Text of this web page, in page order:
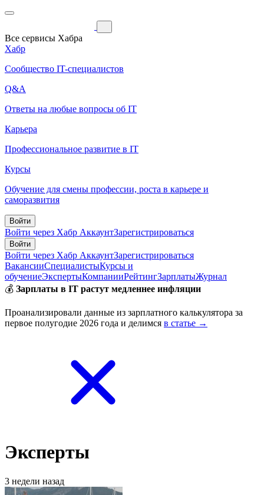
Все сервисы Хабра
Хабр
Сообщество IT-специалистов
Q&A
Ответы на любые вопросы об IT
Карьера
Профессиональное развитие в IT
Курсы
Обучение для смены профессии, роста в карьере и
саморазвития
Войти
Войти через Хабр АккаунтЗарегистрироваться
Войти
Войти через Хабр АккаунтЗарегистрироваться
ВакансииСпециалистыКурсы и
обучениеЭкспертыКомпанииРейтингЗарплатыЖурнал
💰 Зарплаты в IT растут медленнее инфляции
Проанализировали данные из зарплатного калькулятора за
первое полугодие 2026 года и делимся в статье →
Эксперты
3 недели назад